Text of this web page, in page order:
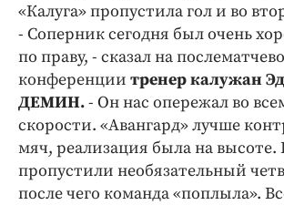
Медиаперсона
Интересное чтиво
Клиника года
Бренд года
Работодатель года
«Калуга» пропустила гол и во
- Соперник сегодня был очень
по праву, - сказал на
конференции тренер калужан
ДЕМИН.- Он нас опережал во
скорости. «Авангард» лучше
мяч, реализация была на
пропустили необязательный
после чего команда «поплыла».